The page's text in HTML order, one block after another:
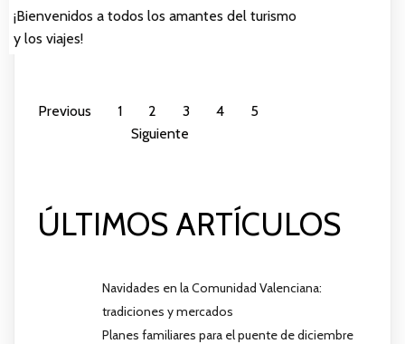
¡Bienvenidos a todos los amantes del turismo
y los viajes!
Previous 1 2 3 4
5
Siguiente
ÚLTIMOS ARTÍCULOS
Navidades en la Comunidad Valenciana:
tradiciones y mercados
Planes familiares para el puente de diciembre